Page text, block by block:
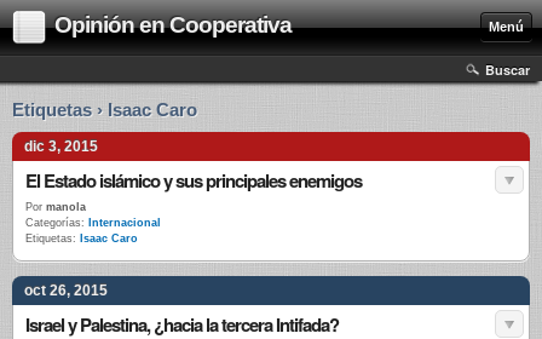
Opinión en Cooperativa Menú
Buscar
Etiquetas › Isaac Caro
dic 3, 2015
El Estado islámico y sus principales enemigos
Por manola
Categorías:
Internacional
Etiquetas:
Isaac Caro
oct 26, 2015
Israel y Palestina, ¿hacia la tercera Intifada?